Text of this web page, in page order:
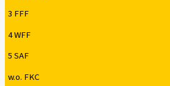
3 FFF
4 WFF
5 SAF
w.o. FKC